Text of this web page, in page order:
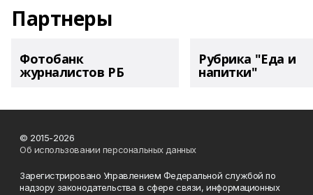
Партнеры
Фотобанк
журналистов РБ
Рубрика "Еда и
напитки"
© 2015-2026
Об использовании персональных данных
Зарегистрировано Управлением Федеральной службой по
надзору законодательства в сфере связи, информационных